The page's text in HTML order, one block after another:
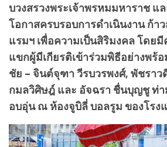
บวงสรวงพระเจ้าพรหมมหาราช แ
โอกาสครบรอบการดำเนินงาน ก้า
แรมฯ เพื่อความเป็นสิริมงคล โดย
แขกผู้มีเกียรติเข้าร่วมพิธีอย่างพร้
ชัย – จินต์จุฑา วีรบวรพงศ์, พัชราว
กมลวิศิษฎ์ และ อัจฉรา ชื่นบุญชู ท่า
อบอุ่น ณ ห้องจูบิลี่ บอลรูม ของโรง